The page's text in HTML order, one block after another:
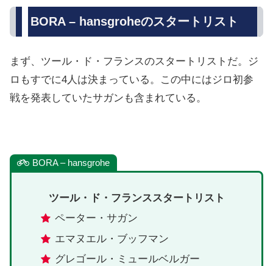
BORA – hansgroheのスタートリスト
まず、ツール・ド・フランスのスタートリストだ。ジ
ロもすでに4人は決まっている。この中にはジロ初参
戦を発表していたサガンも含まれている。
BORA – hansgrohe
ツール・ド・フランススタートリスト
ペーター・サガン
エマヌエル・ブッフマン
グレゴール・ミュールベルガー